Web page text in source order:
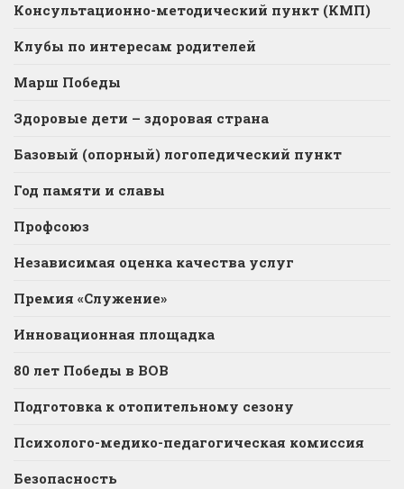
Консультационно-методический пункт (КМП)
Клубы по интересам родителей
Марш Победы
Здоровые дети – здоровая страна
Базовый (опорный) логопедический пункт
Год памяти и славы
Профсоюз
Независимая оценка качества услуг
Премия «Служение»
Инновационная площадка
80 лет Победы в ВОВ
Подготовка к отопительному сезону
Психолого-медико-педагогическая комиссия
Безопасность